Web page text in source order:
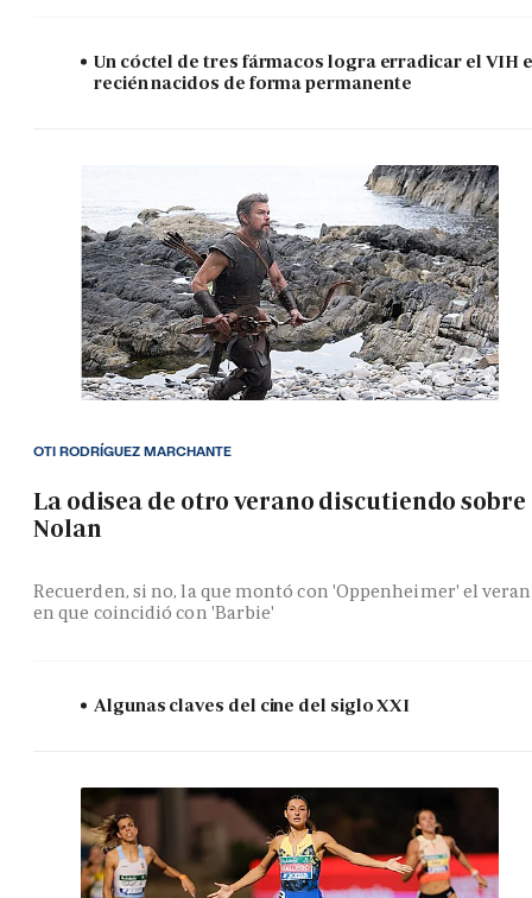
Un cóctel de tres fármacos logra erradicar el VIH
recién nacidos de forma permanente
La odisea de otro verano discutiendo sobre
Nolan
Recuerden, si no, la que montó con 'Oppenheimer' el
en que coincidió con 'Barbie'
OTI RODRÍGUEZ MARCHANTE
Algunas claves del cine del siglo XXI